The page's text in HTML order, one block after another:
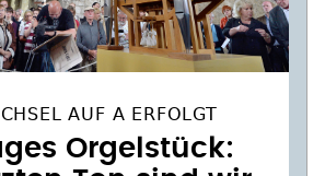
AUF A ERFOLGT
Orgelstück: